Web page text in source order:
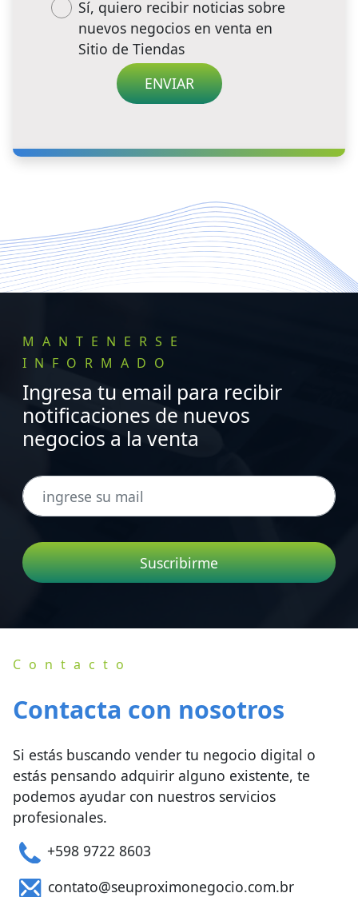
Sí, quiero recibir noticias sobre
nuevos negocios en venta en
Sitio de Tiendas
MANTENERSE
INFORMADO
Ingresa tu email para recibir
notificaciones de nuevos
negocios a la venta
Suscribirme
Contacto
Contacta con nosotros
Si estás buscando vender tu negocio digital o
estás pensando adquirir alguno existente, te
podemos ayudar con nuestros servicios
profesionales.
+598 9722 8603
contato@seuproximonegocio.com.br